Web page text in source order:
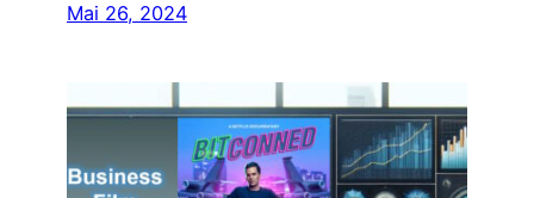
Mai 26, 2024